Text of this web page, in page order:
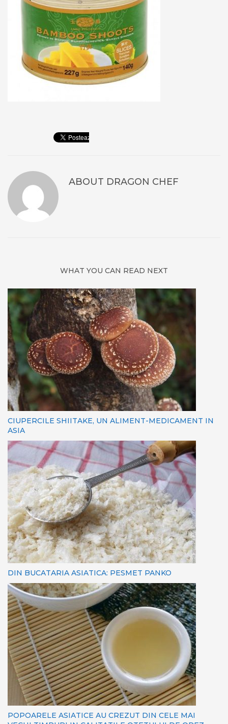
ABOUT DRAGON CHEF
WHAT YOU CAN READ NEXT
CIUPERCILE SHIITAKE, UN ALIMENT-MEDICAMENT IN
ASIA
DIN BUCATARIA ASIATICA: PESMET PANKO
POPOARELE ASIATICE AU CREZUT DIN CELE MAI